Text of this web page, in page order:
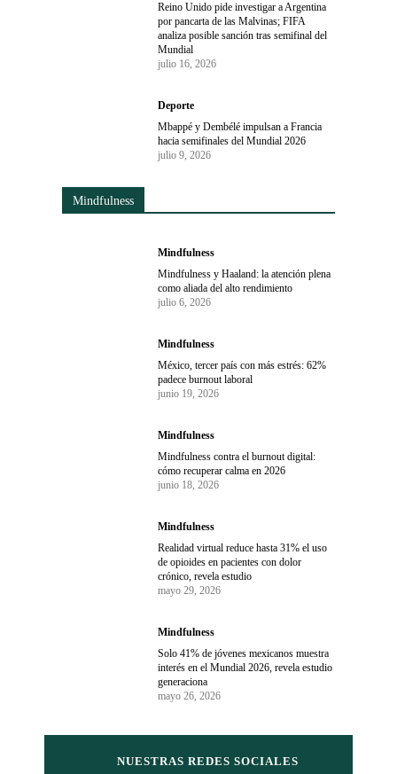
Reino Unido pide investigar a Argentina
por pancarta de las Malvinas; FIFA
analiza posible sanción tras semifinal del
Mundial
julio 16, 2026
Deporte
Mbappé y Dembélé impulsan a Francia
hacia semifinales del Mundial 2026
julio 9, 2026
Mindfulness
Mindfulness
Mindfulness y Haaland: la atención plena
como aliada del alto rendimiento
julio 6, 2026
Mindfulness
México, tercer país con más estrés: 62%
padece burnout laboral
junio 19, 2026
Mindfulness
Mindfulness contra el burnout digital:
cómo recuperar calma en 2026
junio 18, 2026
Mindfulness
Realidad virtual reduce hasta 31% el uso
de opioides en pacientes con dolor
crónico, revela estudio
mayo 29, 2026
Mindfulness
Solo 41% de jóvenes mexicanos muestra
interés en el Mundial 2026, revela estudio
generaciona
mayo 26, 2026
NUESTRAS REDES SOCIALES